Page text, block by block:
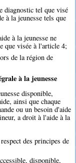
diagnostic tel que visé
à la jeunesse tels que
à la jeunesse ne
que visée à l'article 4;
de la région de
à la jeunesse
disponible,
ainsi que chaque
ou un besoin d'aide
a droit à l'aide à la
des principes de
disponible,